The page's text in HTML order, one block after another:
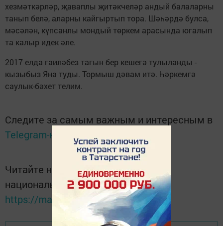
хезмәткәрләр, җаваплы җитәкчеләр андый балаларны
танып белә, аларны кайгыртып тора. Шәһәрдә булса,
мәсәлән, күпсанлы мондый төркем арасында югалып
та калыр идек әле.
2017 елда гаиләбез тагын бер кешегә тулыланды -
кызыбыз Яна туды. Тормыш дәвам итә. Һәркемгә
саулык-бәхет телим.
Следите за самым важным и интересным в
Telegram-канале
Читайте новости Татарстана в
национальном мессенджере MАХ:
https://max.ru/tatmedia